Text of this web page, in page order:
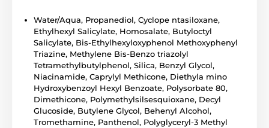
Water/Aqua, Propanediol, Cyclope ntasiloxane,
Ethylhexyl Salicylate, Homosalate, Butyloctyl
Salicylate, Bis-Ethylhexyloxyphenol Methoxyphenyl
Triazine, Methylene Bis-Benzo triazolyl
Tetramethylbutylphenol, Silica, Benzyl Glycol,
Niacinamide, Caprylyl Methicone, Diethyla mino
Hydroxybenzoyl Hexyl Benzoate, Polysorbate 80,
Dimethicone, Polymethylsilsesquioxane, Decyl
Glucoside, Butylene Glycol, Behenyl Alcohol,
Tromethamine, Panthenol, Polyglyceryl-3 Methyl